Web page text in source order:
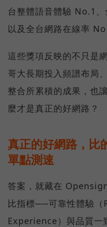
台整體語音體驗 No.1
以及全台網路在線率
這些獎項反映的不只是
哥大長期投入頻譜布局
整合所累積的成果，也
麼才是真正的好網路？
真正的好網路，比
單點測速
答案，就藏在
比指標──可靠性體驗
Experience）與品質